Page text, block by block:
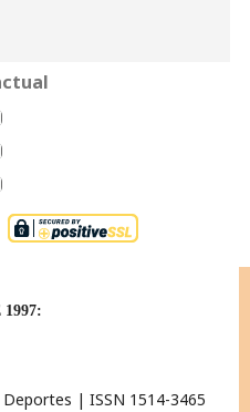
1997:
Deportes | ISSN 1514-3465